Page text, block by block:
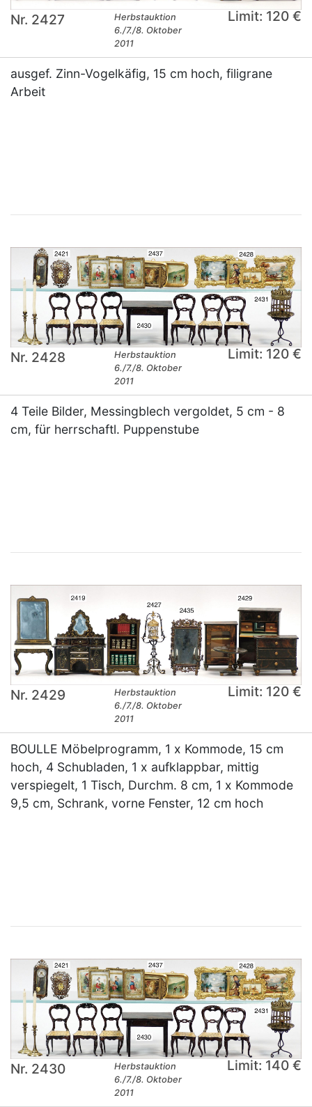
Nr. 2427
Herbstauktion
6./7./8. Oktober
2011
Limit: 120 €
ausgef. Zinn-Vogelkäfig, 15 cm hoch, filigrane
Arbeit
Nr. 2428
Herbstauktion
6./7./8. Oktober
2011
Limit: 120 €
4 Teile Bilder, Messingblech vergoldet, 5 cm - 8
cm, für herrschaftl. Puppenstube
Nr. 2429
Herbstauktion
6./7./8. Oktober
2011
Limit: 120 €
BOULLE Möbelprogramm, 1 x Kommode, 15 cm
hoch, 4 Schubladen, 1 x aufklappbar, mittig
verspiegelt, 1 Tisch, Durchm. 8 cm, 1 x Kommode
9,5 cm, Schrank, vorne Fenster, 12 cm hoch
Nr. 2430
Herbstauktion
6./7./8. Oktober
2011
Limit: 140 €